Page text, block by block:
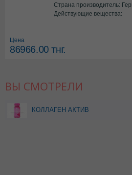
Страна производитель:
Действующие вещества:
Цена
86966.00тнг.
ВЫ СМОТРЕЛИ
КОЛЛАГЕН АКТИВ